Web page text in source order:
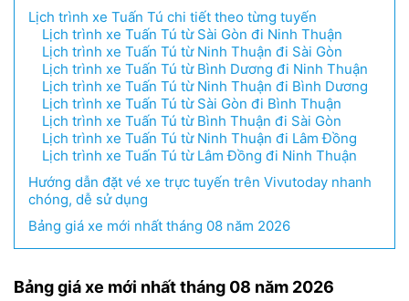
Lịch trình xe Tuấn Tú chi tiết theo từng tuyến
Lịch trình xe Tuấn Tú từ Sài Gòn đi Ninh Thuận
Lịch trình xe Tuấn Tú từ Ninh Thuận đi Sài Gòn
Lịch trình xe Tuấn Tú từ Bình Dương đi Ninh Thuận
Lịch trình xe Tuấn Tú từ Ninh Thuận đi Bình Dương
Lịch trình xe Tuấn Tú từ Sài Gòn đi Bình Thuận
Lịch trình xe Tuấn Tú từ Bình Thuận đi Sài Gòn
Lịch trình xe Tuấn Tú từ Ninh Thuận đi Lâm Đồng
Lịch trình xe Tuấn Tú từ Lâm Đồng đi Ninh Thuận
Hướng dẫn đặt vé xe trực tuyến trên Vivutoday nhanh
chóng, dễ sử dụng
Bảng giá xe mới nhất tháng 08 năm 2026
Bảng giá xe mới nhất tháng 08 năm 2026